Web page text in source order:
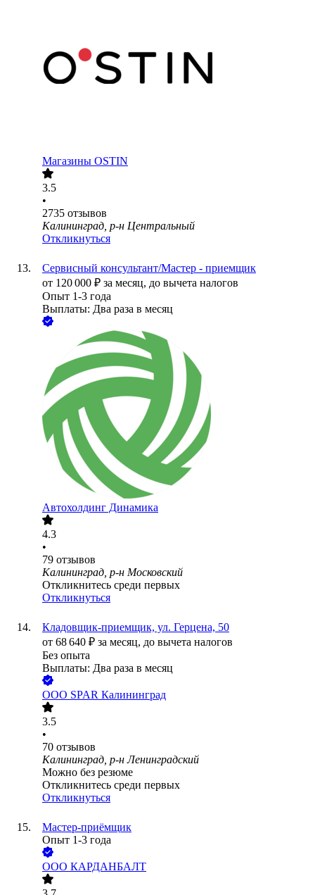
Магазины OSTIN
3.5
•
2735 отзывов
Калининград, р-н Центральный
Откликнуться
Сервисный консультант/Мастер - приемщик
от 120 000 ₽ за месяц, до вычета налогов
Опыт 1-3 года
Выплаты: Два раза в месяц
Автохолдинг Динамика
4.3
•
79 отзывов
Калининград, р-н Московский
Откликнитесь среди первых
Откликнуться
Кладовщик-приемщик, ул. Герцена, 50
от 68 640 ₽ за месяц, до вычета налогов
Без опыта
Выплаты: Два раза в месяц
ООО SPAR Калининград
3.5
•
70 отзывов
Калининград, р-н Ленинградский
Можно без резюме
Откликнитесь среди первых
Откликнуться
Мастер-приёмщик
Опыт 1-3 года
ООО КАРДАНБАЛТ